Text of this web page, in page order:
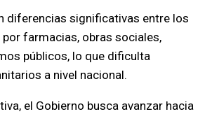
diferencias significativas entre los
farmacias, obras sociales,
públicos, lo que dificulta
a nivel nacional.
el Gobierno busca avanzar hacia